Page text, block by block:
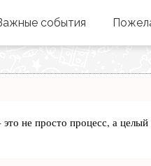
события
не просто процесс, а